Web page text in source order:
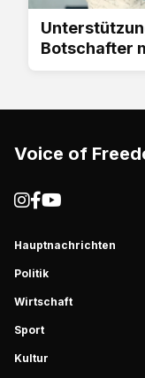
Botschafter
Voice of
Hauptnachrichten
Politik
Wirtschaft
Sport
Kultur